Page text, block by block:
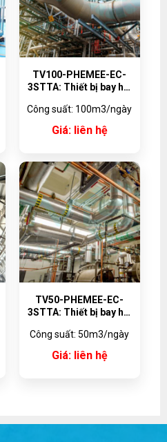
TV100-PHEMEE-EC-
3STTA: Thiết bị bay hơi
100m3/ngày
Công suất: 100m3/ngày
Giá: liên hệ
TV50-PHEMEE-EC-
3STTA: Thiết bị bay hơi
50m3/ngày
Công suất: 50m3/ngày
Giá: liên hệ